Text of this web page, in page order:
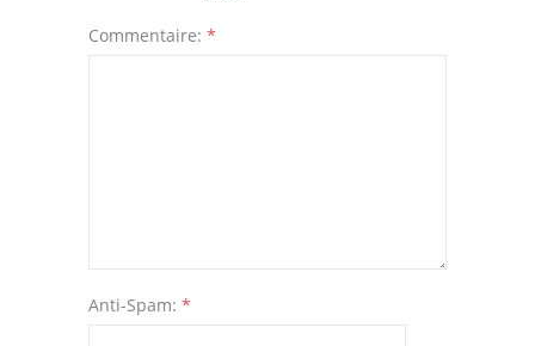
Commentaire: *
Anti-Spam: *